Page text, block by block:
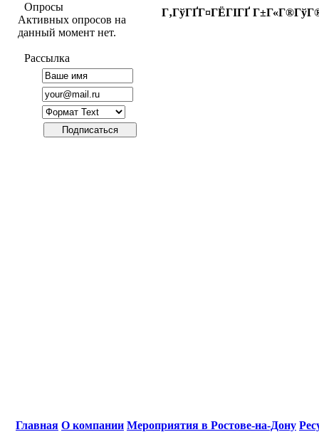
Опросы
Активных опросов на
данный момент нет.
Рассылка
Г‚ГўГҐГ¤ГЁГІГҐ
Главная О компании Мероприятия в Ростове-на-Дону